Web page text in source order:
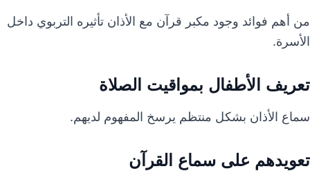
من أهم فوائد وجود مكبر قرآن مع الأذان تأثيره التربوي داخل
الأسرة.
تعريف الأطفال بمواقيت الصلاة
سماع الأذان بشكل منتظم يرسخ المفهوم لديهم.
تعويدهم على سماع القرآن